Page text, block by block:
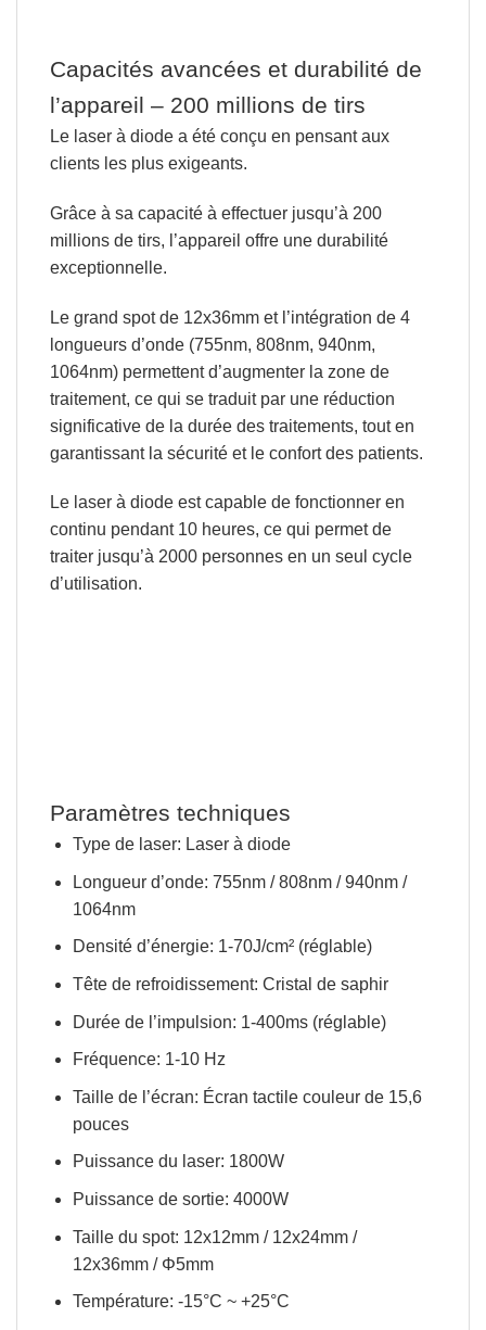
Capacités avancées et durabilité de
l’appareil – 200 millions de tirs
Le laser à diode a été conçu en pensant aux
clients les plus exigeants.
Grâce à sa capacité à effectuer jusqu’à 200
millions de tirs, l’appareil offre une durabilité
exceptionnelle.
Le grand spot de 12x36mm et l’intégration de 4
longueurs d’onde (755nm, 808nm, 940nm,
1064nm) permettent d’augmenter la zone de
traitement, ce qui se traduit par une réduction
significative de la durée des traitements, tout en
garantissant la sécurité et le confort des patients.
Le laser à diode est capable de fonctionner en
continu pendant 10 heures, ce qui permet de
traiter jusqu’à 2000 personnes en un seul cycle
d’utilisation.
Paramètres techniques
Type de laser: Laser à diode
Longueur d’onde: 755nm / 808nm / 940nm /
1064nm
Densité d’énergie: 1-70J/cm² (réglable)
Tête de refroidissement: Cristal de saphir
Durée de l’impulsion: 1-400ms (réglable)
Fréquence: 1-10 Hz
Taille de l’écran: Écran tactile couleur de 15,6
pouces
Puissance du laser: 1800W
Puissance de sortie: 4000W
Taille du spot: 12x12mm / 12x24mm /
12x36mm / Φ5mm
Température: -15°C ~ +25°C